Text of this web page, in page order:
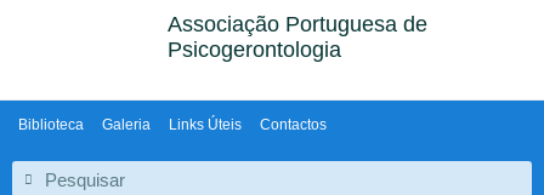
Associação Portuguesa de
Psicogerontologia
Biblioteca Galeria Links Úteis Contactos